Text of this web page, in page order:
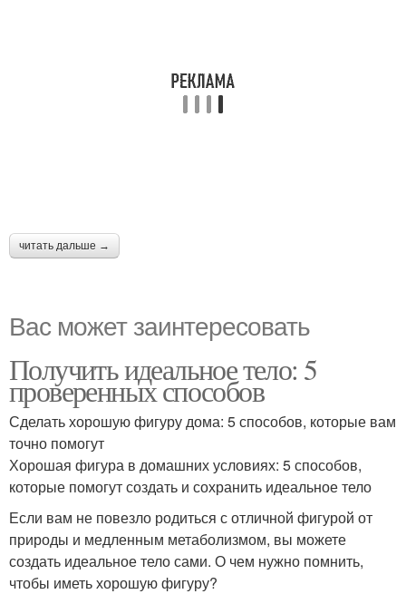
читать дальше →
Вас может заинтересовать
Получить идеальное тело: 5
проверенных способов
Сделать хорошую фигуру дома: 5 способов, которые вам
точно помогут
Хорошая фигура в домашних условиях: 5 способов,
которые помогут создать и сохранить идеальное тело
Если вам не повезло родиться с отличной фигурой от
природы и медленным метаболизмом, вы можете
создать идеальное тело сами. О чем нужно помнить,
чтобы иметь хорошую фигуру?